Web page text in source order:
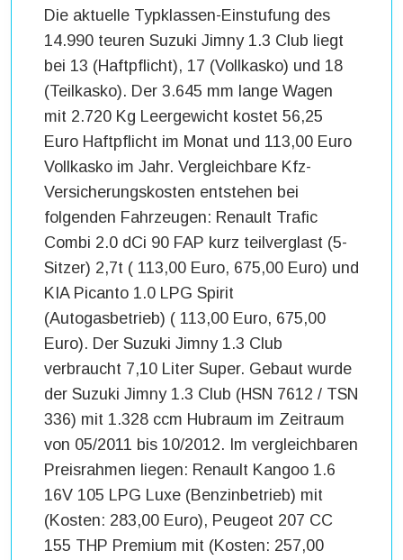
Die aktuelle Typklassen-Einstufung des
14.990 teuren Suzuki Jimny 1.3 Club liegt
bei 13 (Haftpflicht), 17 (Vollkasko) und 18
(Teilkasko). Der 3.645 mm lange Wagen
mit 2.720 Kg Leergewicht kostet 56,25
Euro Haftpflicht im Monat und 113,00 Euro
Vollkasko im Jahr. Vergleichbare Kfz-
Versicherungskosten entstehen bei
folgenden Fahrzeugen: Renault Trafic
Combi 2.0 dCi 90 FAP kurz teilverglast (5-
Sitzer) 2,7t ( 113,00 Euro, 675,00 Euro) und
KIA Picanto 1.0 LPG Spirit
(Autogasbetrieb) ( 113,00 Euro, 675,00
Euro). Der Suzuki Jimny 1.3 Club
verbraucht 7,10 Liter Super. Gebaut wurde
der Suzuki Jimny 1.3 Club (HSN 7612 / TSN
336) mit 1.328 ccm Hubraum im Zeitraum
von 05/2011 bis 10/2012. Im vergleichbaren
Preisrahmen liegen: Renault Kangoo 1.6
16V 105 LPG Luxe (Benzinbetrieb) mit
(Kosten: 283,00 Euro), Peugeot 207 CC
155 THP Premium mit (Kosten: 257,00